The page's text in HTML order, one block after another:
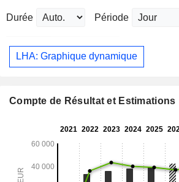
Durée Période
LHA: Graphique dynamique
Compte de Résultat et Estimations